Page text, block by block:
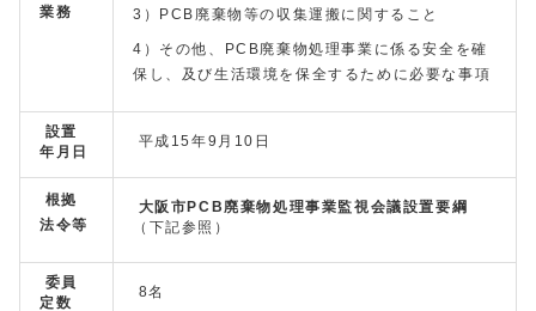
業務
3）PCB廃棄物等の収集運搬に関すること
4）その他、PCB廃棄物処理事業に係る安全を確
保し、及び生活環境を保全するために必要な事項
設置
年月日
平成15年9月10日
根拠
法令等
大阪市PCB廃棄物処理事業監視会議設置要綱
（下記参照）
委員
定数
8名